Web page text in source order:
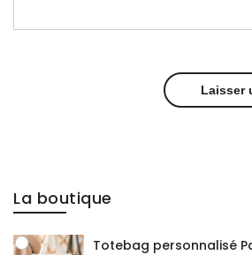
La boutique
Totebag personnalisé